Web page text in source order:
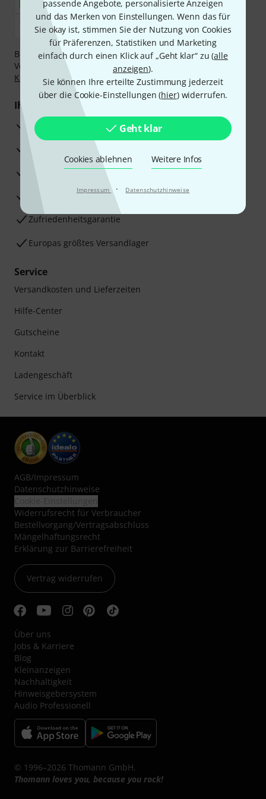
passende Angebote, personalisierte Anzeigen
und das Merken von Einstellungen. Wenn das für
Sie okay ist, stimmen Sie der Nutzung von Cookies
für Präferenzen, Statistiken und Marketing
einfach durch einen Klick auf „Geht klar“ zu (alle
anzeigen).
Sie können Ihre erteilte Zustimmung jederzeit
über die Cookie-Einstellungen (hier) widerrufen.
Geht klar
Cookies ablehnen Weitere Infos
Impressum · Datenschutzhinweise
Bezahlen Sie vertraulich und sicher per Nachnahme,
Vorkasse, PayPal, Amazon Pay,Klarna Sofort bezahlen
Klarna Ratenzahlungoder Kreditkarte.
Ihre Vorteile
3 Jahre Thomann Garantie
30 Tage Money-Back-Garantie
Reparaturservice
Beratung durch Fachexperten
Zufriedenheitsgarantie
Europas größtes Versandlager
Service
Versandkosten und Lieferzeiten
Hilfe-Center
Gutscheine
Kontakt
Ladengeschäft
Service im Überblick
AGB/Impressum
Datenschutzhinweise
Widerrufsrecht für Verbraucher
Bestellvorgang/Vertragsabschluss
Mängelhaftungsrecht
Erklärung zur Barrierefreiheit
Vertrag widerrufen
Über uns
Jobs & Karriere
Blog
Kleinanzeigen
Nachhaltigkeit
Hinweisgebersystem
Audio Professionell
© 1996–2026 Thomann GmbH.
Thomann loves you, because you rock!